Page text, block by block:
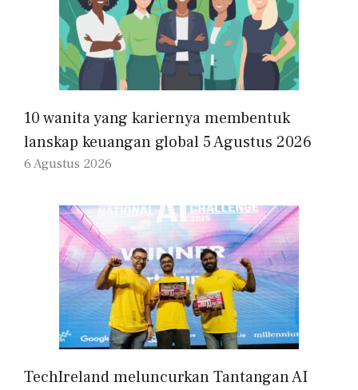
10 wanita yang kariernya membentuk
lanskap keuangan global 5 Agustus 2026
6 Agustus 2026
TechIreland meluncurkan Tantangan AI